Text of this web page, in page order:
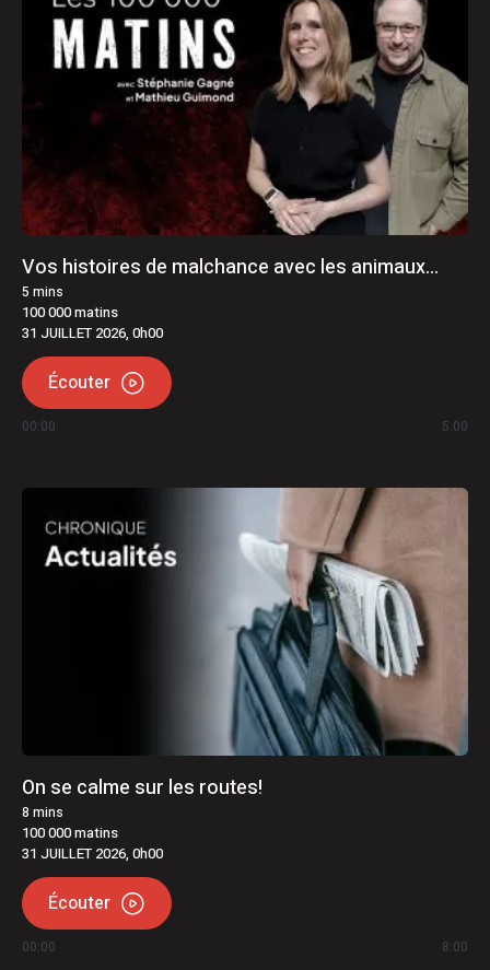
Vos histoires de malchance avec les animaux…
5 mins
100 000 matins
31 JUILLET 2026, 0h00
Écouter
00:00 5:00
On se calme sur les routes!
8 mins
100 000 matins
31 JUILLET 2026, 0h00
Écouter
00:00 8:00